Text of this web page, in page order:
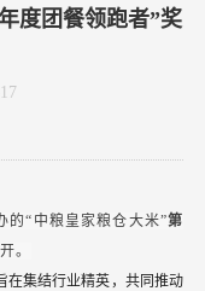
度团餐领跑者”奖
的“中粮皇家粮仓大米”第
。
在集结行业精英，共同推动